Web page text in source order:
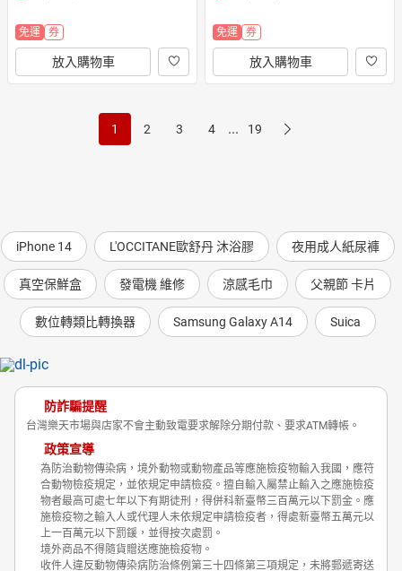
免運 券
放入購物車
免運 券
放入購物車
1 2 3 4 ... 19
iPhone 14 L'OCCITANE歐舒丹 沐浴膠 夜用成人紙尿褲
真空保鮮盒 發電機 維修 涼感毛巾 父親節 卡片
數位轉類比轉換器 Samsung Galaxy A14 Suica
防詐騙提醒
台灣樂天市場與店家不會主動致電要求解除分期付款、要求ATM轉帳。
政策宣導
為防治動物傳染病，境外動物或動物產品等應施檢疫物輸入我國，應符
合動物檢疫規定，並依規定申請檢疫。擅自輸入屬禁止輸入之應施檢疫
物者最高可處七年以下有期徒刑，得併科新臺幣三百萬元以下罰金。應
施檢疫物之輸入人或代理人未依規定申請檢疫者，得處新臺幣五萬元以
上一百萬元以下罰鍰，並得按次處罰。
境外商品不得隨貨贈送應施檢疫物。
收件人違反動物傳染病防治條例第三十四條第三項規定，未將郵遞寄送